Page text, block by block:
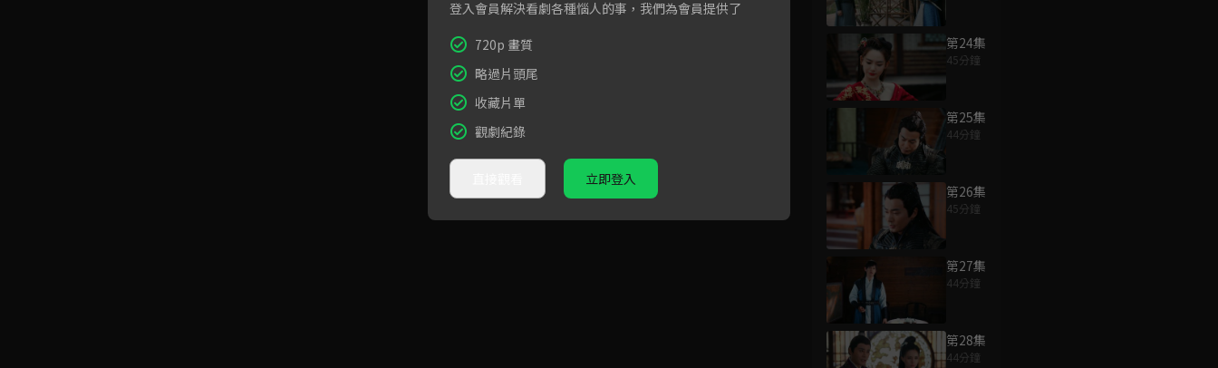
第24集
45分鐘
第25集
44分鐘
第26集
45分鐘
第27集
44分鐘
第28集
44分鐘
登入會員解決看劇各種惱人的事，我們為會員提供了
720p 畫質
略過片頭尾
收藏片單
觀劇紀錄
立即登入